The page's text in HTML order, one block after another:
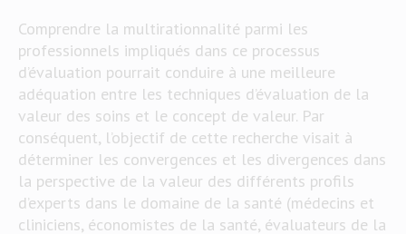
Comprendre la multirationnalité parmi les
professionnels impliqués dans ce processus
d’évaluation pourrait conduire à une meilleure
adéquation entre les techniques d’évaluation de la
valeur des soins et le concept de valeur. Par
conséquent, l’objectif de cette recherche visait à
déterminer les convergences et les divergences dans
la perspective de la valeur des différents profils
d’experts dans le domaine de la santé (médecins et
cliniciens, économistes de la santé, évaluateurs de la